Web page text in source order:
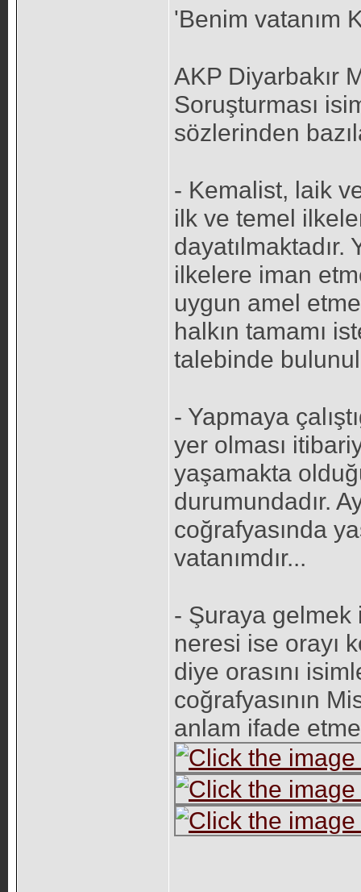
'Benim vatanım
AKP Diyarbakır
Soruşturması
sözlerinden
- Kemalist, laik
ilk ve temel
ilkelere iman
uygun amel
halkın tamamı
talebinde
- Yapmaya
yer olması
yaşamakta
durumundadır.
coğrafyasında
vatanımdır...
- Şuraya gelmek
neresi ise orayı
diye orasını
coğrafyasının
anlam ifade